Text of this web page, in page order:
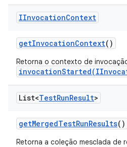
IInvocationContext
getInvocationContext()
Retorna o contexto de
List<TestRunResult>
getMergedTestRunResults()
Retorna a coleção mesclada de